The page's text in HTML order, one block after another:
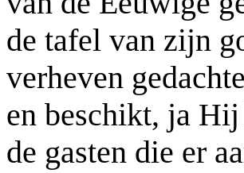
de tafel van zijn
verheven
en beschikt, ja
de gasten die er